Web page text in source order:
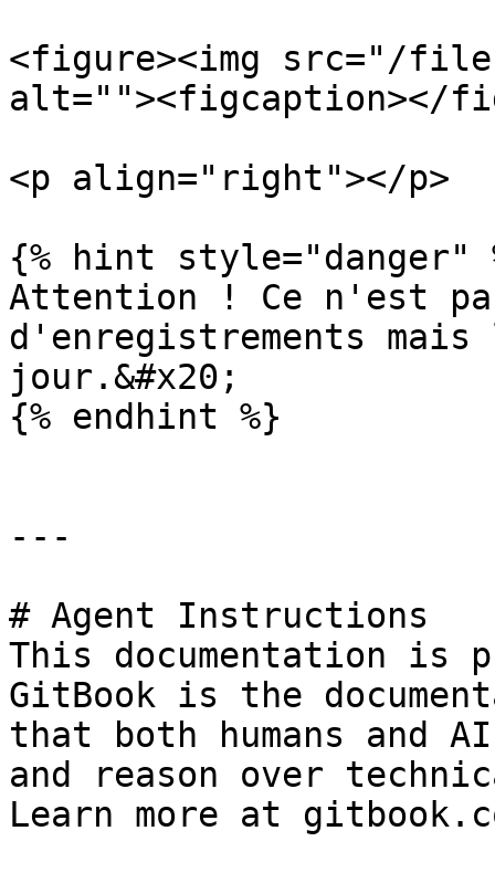
<figure><img src="/files/
alt=""><figcaption></
<p align="right"></p>
{% hint style="danger"
Attention ! Ce n'est
d'enregistrements
jour.&#x20;
{% endhint %}
---
# Agent Instructions
This documentation is
GitBook is the
that both humans and
and reason over
Learn more at